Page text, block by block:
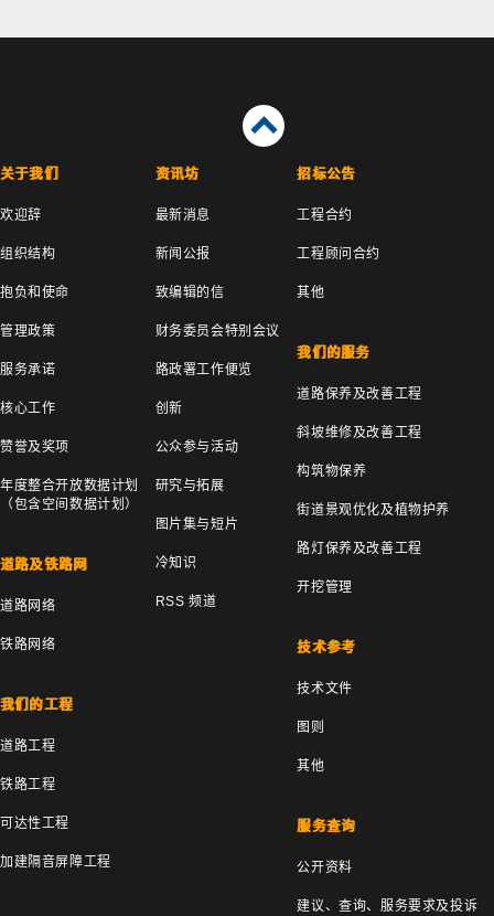
关于我们
欢迎辞
组织结构
抱负和使命
管理政策
服务承诺
核心工作
赞誉及奖项
年度整合开放数据计划
（包含空间数据计划）
道路及铁路网
道路网络
铁路网络
我们的工程
道路工程
铁路工程
可达性工程
加建隔音屏障工程
资讯坊
最新消息
新闻公报
致编辑的信
财务委员会特别会议
路政署工作便览
创新
公众参与活动
研究与拓展
图片集与短片
冷知识
RSS 频道
招标公告
工程合约
工程顾问合约
其他
我们的服务
道路保养及改善工程
斜坡维修及改善工程
构筑物保养
街道景观优化及植物护养
路灯保养及改善工程
开挖管理
技术参考
技术文件
图则
其他
服务查询
公开资料
建议、查询、服务要求及投诉